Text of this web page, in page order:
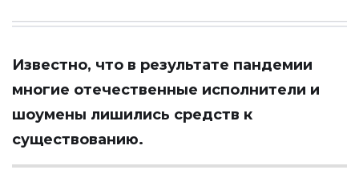
Известно, что в результате пандемии
многие отечественные исполнители и
шоумены лишились средств к
существованию.